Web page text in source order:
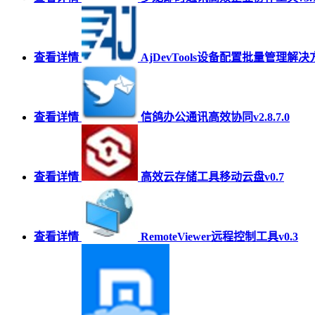
查看详情 AjDevTools设备配置批量管理解决
查看详情 信鸽办公通讯高效协同v2.8.7.0
查看详情 高效云存储工具移动云盘v0.7
查看详情 RemoteViewer远程控制工具v0.3